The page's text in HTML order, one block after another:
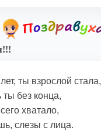
ты взрослой стала,
ты без конца,
хватало,
слезы с лица.